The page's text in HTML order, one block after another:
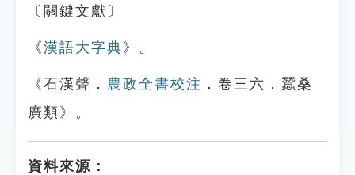
〔關鍵文獻〕
《漢語大字典 》。
《石漢聲． 農政全書校注 ．卷三六．蠶桑
廣類》。
資料來源：